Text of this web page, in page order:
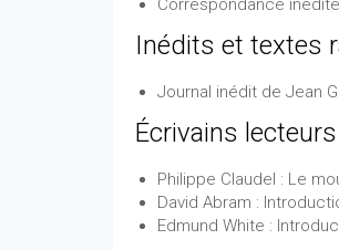
Correspondance
Inédits et textes
Journal inédit de Jean
Écrivains
Philippe Claudel : Le
David Abram :
Edmund White :